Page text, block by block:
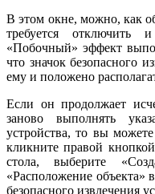
В этом окне, можно, как
требуется отключить
«Побочный» эффект
что значок безопасного
ему и положено
Если он продолжает
заново выполнять
устройства, то вы
кликните правой
стола, выберите
«Расположение объекта»
безопасного извлечения